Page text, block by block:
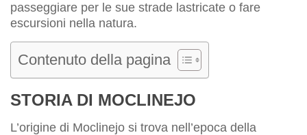
passeggiare per le sue strade lastricate o fare
escursioni nella natura.
Contenuto della pagina
STORIA DI MOCLINEJO
L’origine di Moclinejo si trova nell’epoca della